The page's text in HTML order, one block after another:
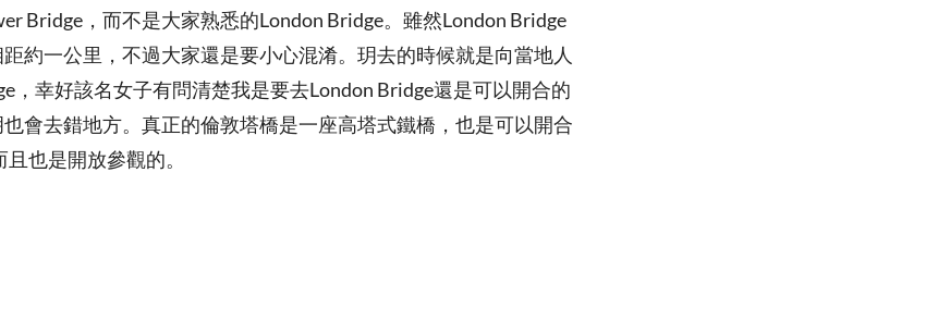
Bridge，而不是大家熟悉的London Bridge。雖然London Bridge
約一公里，不過大家還是要小心混淆。玥去的時候就是向當地人
，幸好該名女子有問清楚我是要去London Bridge還是可以開合的
會去錯地方。真正的倫敦塔橋是一座高塔式鐵橋，也是可以開合
也是開放參觀的。